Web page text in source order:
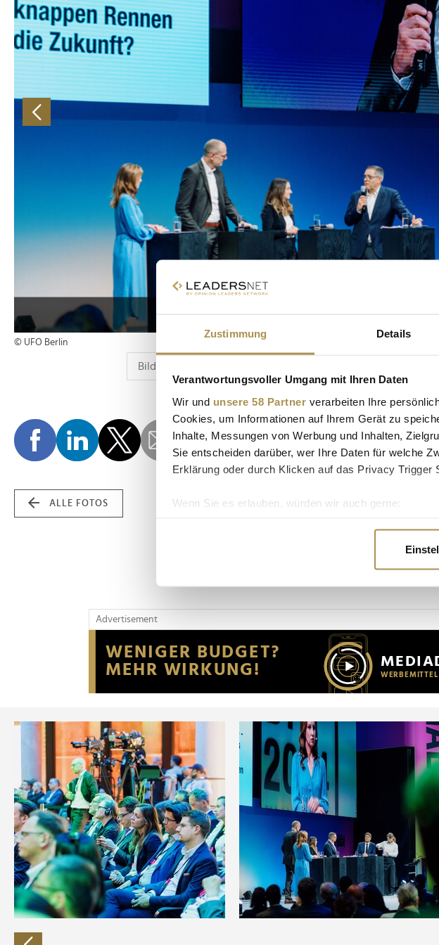
Zustimmung Details
Verantwortungsvoller Umgang mit Ihren Daten
Wir und unsere 58 Partner verarbeiten Ihre
Cookies, um Informationen auf Ihrem Gerät zu
Inhalte, Messungen von Werbung und Inhalten,
Sie entscheiden darüber, wer Ihre Daten für welche
Erklärung oder durch Klicken auf das Privacy Trigger
Wenn Sie es erlauben, würden wir auch gerne:
Erfahren Sie mehr darüber, wie Ihre persönlichen
Wir verwenden Cookies, um Inhalte und Anzeigen zu
Website an unsere Partner für soziale Medien,
möglicherweise mit weiteren Daten zusammen, die
der Dienste gesammelt haben.
© UFO Berlin
ALLE FOTOS
Advertisement